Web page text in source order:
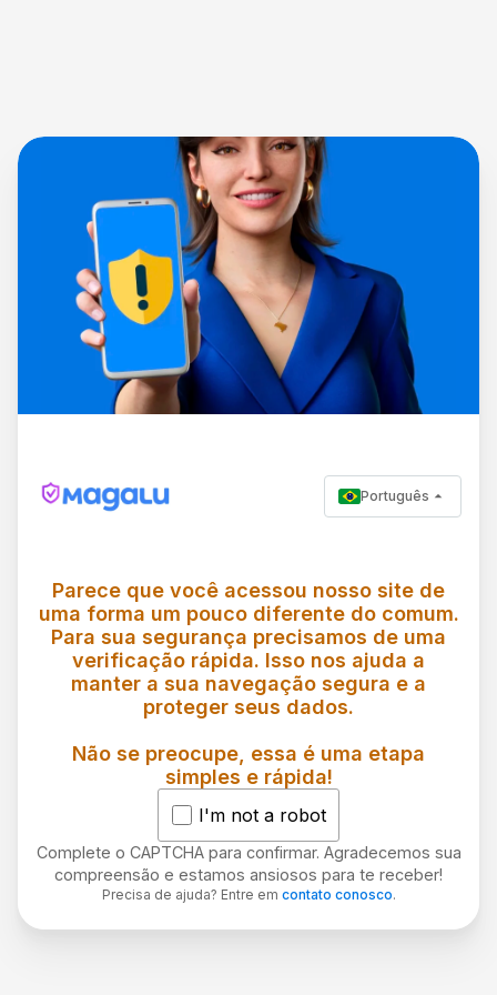
Português
Parece que você acessou nosso site de
uma forma um pouco diferente do comum.
Para sua segurança precisamos de uma
verificação rápida. Isso nos ajuda a
manter a sua navegação segura e a
proteger seus dados.
Não se preocupe, essa é uma etapa
simples e rápida!
I'm not a robot
Complete o CAPTCHA para confirmar. Agradecemos sua
compreensão e estamos ansiosos para te receber!
Precisa de ajuda? Entre em contato conosco.